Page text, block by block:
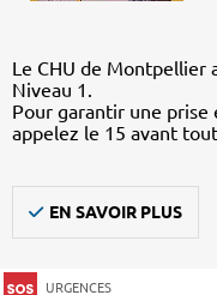
Le CHU de Montpellier
Niveau 1.
Pour garantir une prise
appelez le 15 avant
EN SAVOIR PLUS
URGENCES